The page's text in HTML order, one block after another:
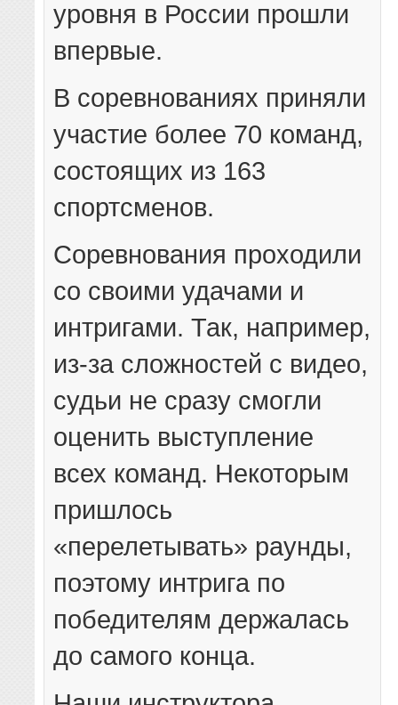
уровня в России прошли
впервые.
В соревнованиях приняли
участие более 70 команд,
состоящих из 163
спортсменов.
Соревнования проходили
со своими удачами и
интригами. Так, например,
из-за сложностей с видео,
судьи не сразу смогли
оценить выступление
всех команд. Некоторым
пришлось
«перелетывать» раунды,
поэтому интрига по
победителям держалась
до самого конца.